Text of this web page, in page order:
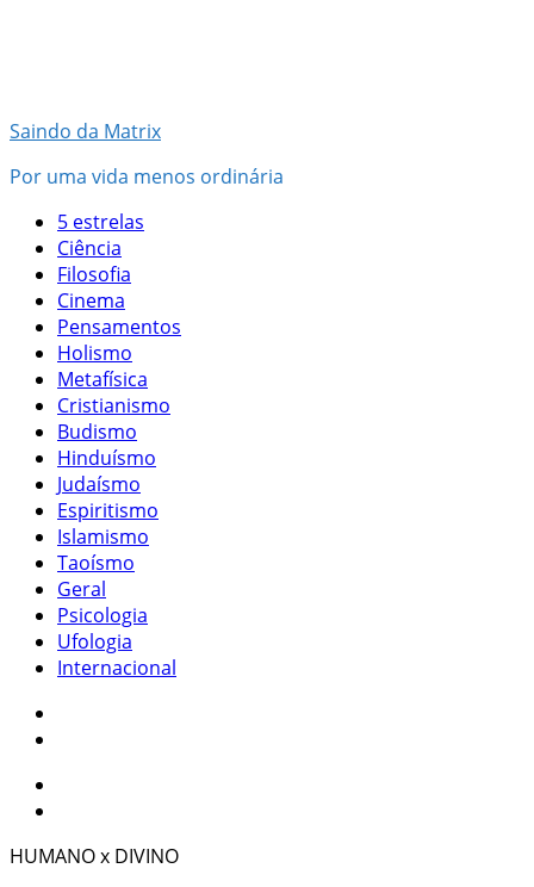
Saindo da Matrix
Por uma vida menos ordinária
5 estrelas
Ciência
Filosofia
Cinema
Pensamentos
Holismo
Metafísica
Cristianismo
Budismo
Hinduísmo
Judaísmo
Espiritismo
Islamismo
Taoísmo
Geral
Psicologia
Ufologia
Internacional
HUMANO x DIVINO